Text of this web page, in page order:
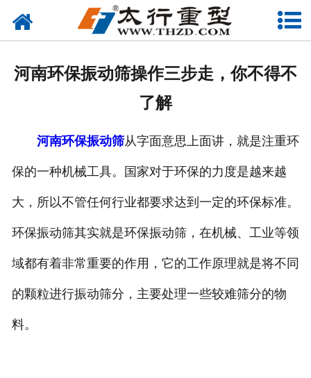
网站首页
联系我们
河南环保振动筛操作三步走，你不得不
了解
河南环保振动筛从字面意思上面讲，就是注重环
保的一种机械工具。国家对于环保的力度是越来越
大，所以不管任何行业都要求达到一定的环保标准。
环保振动筛其实就是环保振动筛，在机械、工业等领
域都有着非常重要的作用，它的工作原理就是将不同
的颗粒进行振动筛分，主要处理一些较难筛分的物
料。